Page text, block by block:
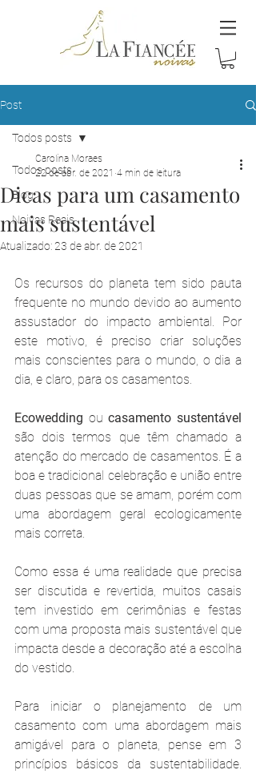
Post
Todos posts
Blog
Noivas Reais
Todos posts
Dicas para um casamento
mais sustentável
Carolina Moraes
22 de abr. de 2021 4 min de leitura
Atualizado:23 de abr. de 2021
Os recursos do planeta tem sido pauta
frequente no mundo devido ao aumento
assustador do impacto ambiental. Por
este motivo, é preciso criar soluções
mais conscientes para o mundo, o dia a
dia, e claro, para os casamentos.
Ecowedding ou casamento sustentável
são dois termos que têm chamado a
atenção do mercado de casamentos. É a
boa e tradicional celebração e união entre
duas pessoas que se amam, porém com
uma abordagem geral ecologicamente
mais correta.
Como essa é uma realidade que precisa
ser discutida e revertida, muitos casais
tem investido em cerimônias e festas
com uma proposta mais sustentável que
impacta desde a decoração até a escolha
do vestido.
Para iniciar o planejamento de um
casamento com uma abordagem mais
amigável para o planeta, pense em 3